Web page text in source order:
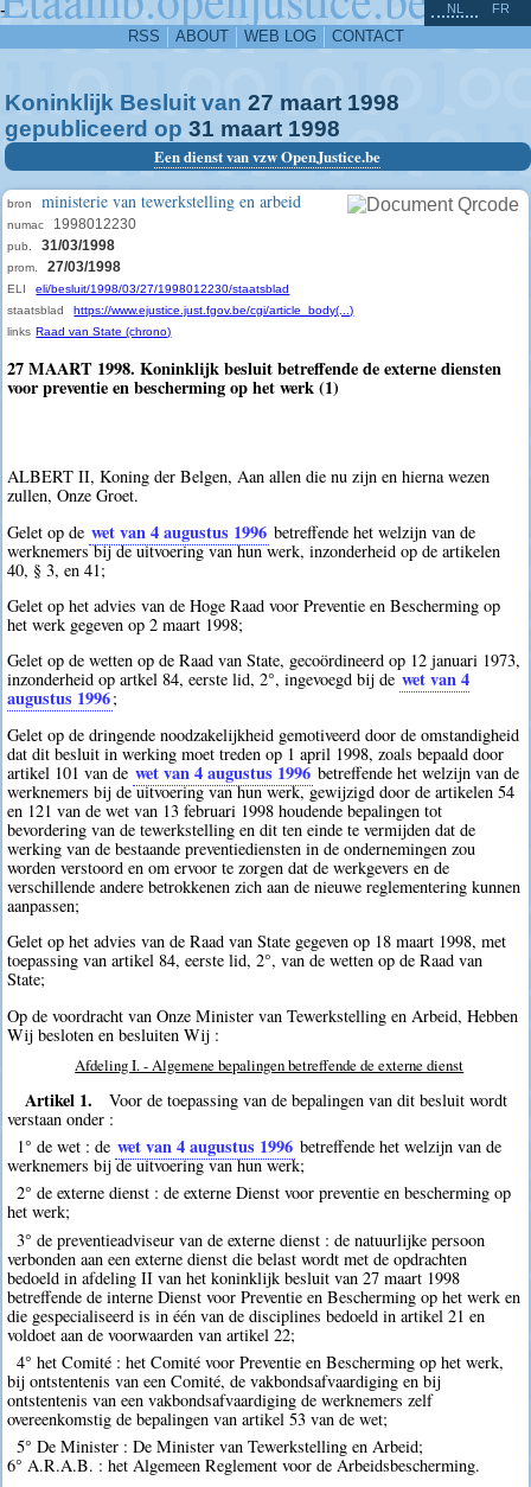
-
RSS ABOUT WEB LOG CONTACT
NL FR
Koninklijk Besluit van 27 maart 1998
gepubliceerd op 31 maart 1998
Een dienst van vzw OpenJustice.be
bron ministerie van tewerkstelling en arbeid
numac 1998012230
pub. 31/03/1998
prom. 27/03/1998
ELI
eli/besluit/1998/03/27/1998012230/staatsblad
staatsblad
https://www.ejustice.just.fgov.be/cgi/article_body(...)
links Raad van State (chrono)
27 MAART 1998. Koninklijk besluit betreffende de externe diensten
voor preventie en bescherming op het werk (1)
ALBERT II, Koning der Belgen, Aan allen die nu zijn en hierna wezen
zullen, Onze Groet.
Gelet op de wet van 4 augustus 1996 betreffende het welzijn van de
werknemers bij de uitvoering van hun werk, inzonderheid op de artikelen
40, § 3, en 41;
Gelet op het advies van de Hoge Raad voor Preventie en Bescherming op
het werk gegeven op 2 maart 1998;
Gelet op de wetten op de Raad van State, gecoördineerd op 12 januari 1973,
inzonderheid op artkel 84, eerste lid, 2°, ingevoegd bij de wet van 4
augustus 1996;
Gelet op de dringende noodzakelijkheid gemotiveerd door de omstandigheid
dat dit besluit in werking moet treden op 1 april 1998, zoals bepaald door
artikel 101 van de wet van 4 augustus 1996 betreffende het welzijn van de
werknemers bij de uitvoering van hun werk, gewijzigd door de artikelen 54
en 121 van de wet van 13 februari 1998 houdende bepalingen tot
bevordering van de tewerkstelling en dit ten einde te vermijden dat de
werking van de bestaande preventiediensten in de ondernemingen zou
worden verstoord en om ervoor te zorgen dat de werkgevers en de
verschillende andere betrokkenen zich aan de nieuwe reglementering kunnen
aanpassen;
Gelet op het advies van de Raad van State gegeven op 18 maart 1998, met
toepassing van artikel 84, eerste lid, 2°, van de wetten op de Raad van
State;
Op de voordracht van Onze Minister van Tewerkstelling en Arbeid, Hebben
Wij besloten en besluiten Wij :
Afdeling I. - Algemene bepalingen betreffende de externe dienst
Artikel 1.
Voor de toepassing van de bepalingen van dit besluit wordt
verstaan onder :
1° de wet : de wet van 4 augustus 1996 betreffende het welzijn van de
werknemers bij de uitvoering van hun werk;
2° de externe dienst : de externe Dienst voor preventie en bescherming op
het werk;
3° de preventieadviseur van de externe dienst : de natuurlijke persoon
verbonden aan een externe dienst die belast wordt met de opdrachten
bedoeld in afdeling II van het koninklijk besluit van 27 maart 1998
betreffende de interne Dienst voor Preventie en Bescherming op het werk en
die gespecialiseerd is in één van de disciplines bedoeld in artikel 21 en
voldoet aan de voorwaarden van artikel 22;
4° het Comité : het Comité voor Preventie en Bescherming op het werk,
bij ontstentenis van een Comité, de vakbondsafvaardiging en bij
ontstentenis van een vakbondsafvaardiging de werknemers zelf
overeenkomstig de bepalingen van artikel 53 van de wet;
5° De Minister : De Minister van Tewerkstelling en Arbeid;
6° A.R.A.B. : het Algemeen Reglement voor de Arbeidsbescherming.
^